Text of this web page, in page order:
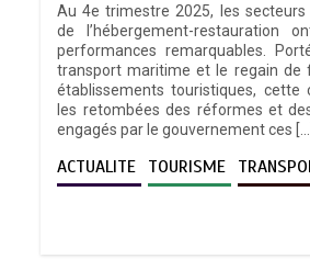
Au 4e trimestre 2025, les
de l’hébergement-restauration
performances remarquables.
transport maritime et le regain de
établissements touristiques, cette
les retombées des réformes et
engagés par le gouvernement ces […]
ACTUALITE TOURISME